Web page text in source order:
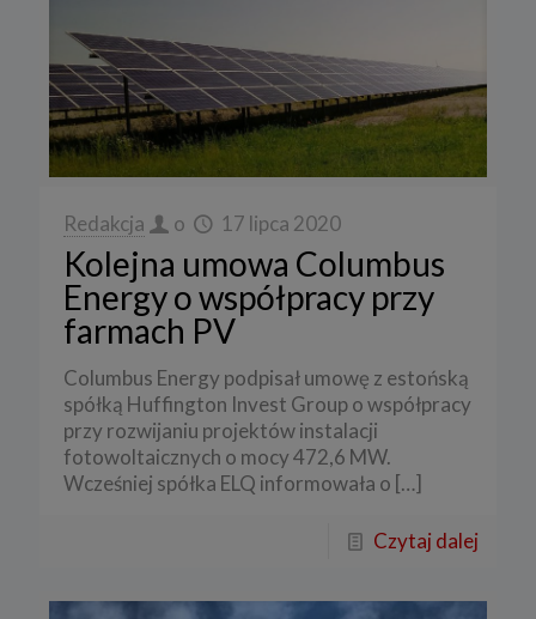
Redakcja o 17 lipca 2020
Kolejna umowa Columbus
Energy o współpracy przy
farmach PV
Columbus Energy podpisał umowę z estońską
spółką Huffington Invest Group o współpracy
przy rozwijaniu projektów instalacji
fotowoltaicznych o mocy 472,6 MW.
Wcześniej spółka ELQ informowała o […]
Czytaj dalej